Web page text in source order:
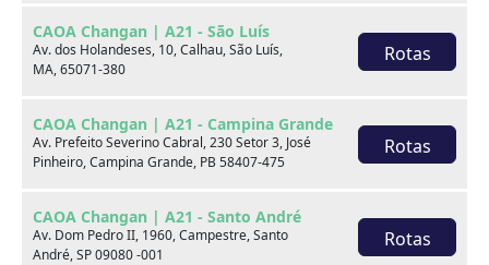
CAOA Changan | A21 - São Luís
Av. dos Holandeses, 10, Calhau, São Luís,
MA, 65071-380
Rotas
CAOA Changan | A21 - Campina Grande
Av. Prefeito Severino Cabral, 230 Setor 3, José
Pinheiro, Campina Grande, PB 58407-475
Rotas
CAOA Changan | A21 - Santo André
Av. Dom Pedro II, 1960, Campestre, Santo
André, SP 09080 -001
Rotas
Consulte por marca